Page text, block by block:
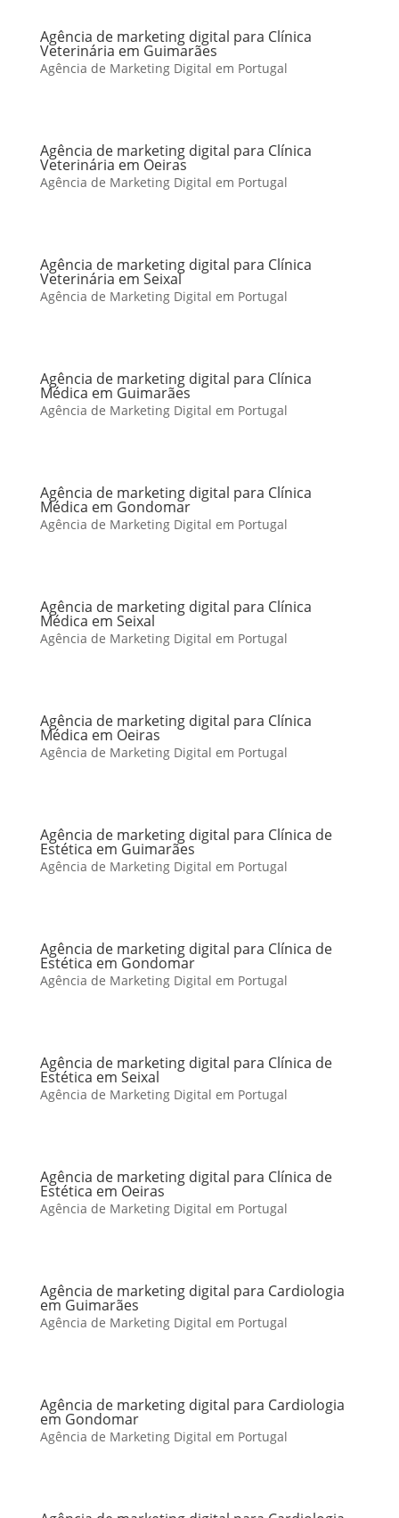
Agência de marketing digital para Clínica
Veterinária em Guimarães
Agência de Marketing Digital em Portugal
Agência de marketing digital para Clínica
Veterinária em Oeiras
Agência de Marketing Digital em Portugal
Agência de marketing digital para Clínica
Veterinária em Seixal
Agência de Marketing Digital em Portugal
Agência de marketing digital para Clínica
Médica em Guimarães
Agência de Marketing Digital em Portugal
Agência de marketing digital para Clínica
Médica em Gondomar
Agência de Marketing Digital em Portugal
Agência de marketing digital para Clínica
Médica em Seixal
Agência de Marketing Digital em Portugal
Agência de marketing digital para Clínica
Médica em Oeiras
Agência de Marketing Digital em Portugal
Agência de marketing digital para Clínica de
Estética em Guimarães
Agência de Marketing Digital em Portugal
Agência de marketing digital para Clínica de
Estética em Gondomar
Agência de Marketing Digital em Portugal
Agência de marketing digital para Clínica de
Estética em Seixal
Agência de Marketing Digital em Portugal
Agência de marketing digital para Clínica de
Estética em Oeiras
Agência de Marketing Digital em Portugal
Agência de marketing digital para Cardiologia
em Guimarães
Agência de Marketing Digital em Portugal
Agência de marketing digital para Cardiologia
em Gondomar
Agência de Marketing Digital em Portugal